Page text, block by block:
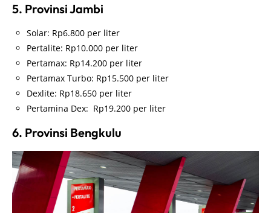
5. Provinsi Jambi
Solar: Rp6.800 per liter
Pertalite: Rp10.000 per liter
Pertamax: Rp14.200 per liter
Pertamax Turbo: Rp15.500 per liter
Dexlite: Rp18.650 per liter
Pertamina Dex: Rp19.200 per liter
6. Provinsi Bengkulu